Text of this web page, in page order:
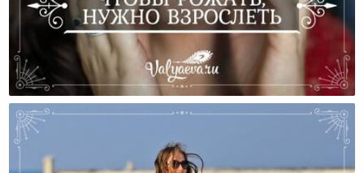
Чтобы Рожать, Нужно Взрослеть